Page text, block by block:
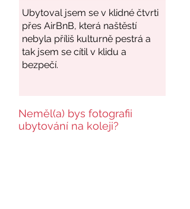
Neměl(a) bys fotografii
ubytování na koleji?